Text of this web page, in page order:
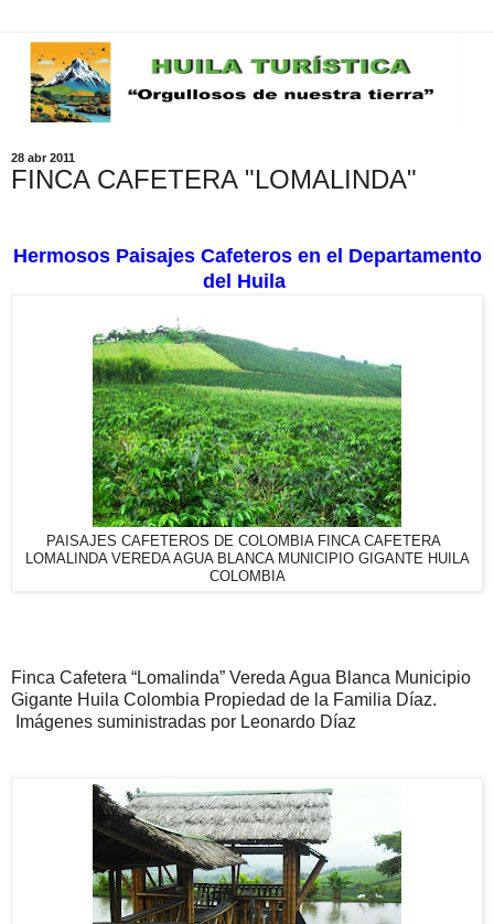
28 abr 2011
FINCA CAFETERA "LOMALINDA"
Hermosos Paisajes Cafeteros en el Departamento
del Huila
PAISAJES CAFETEROS DE COLOMBIA FINCA CAFETERA
LOMALINDA VEREDA AGUA BLANCA MUNICIPIO GIGANTE HUILA
COLOMBIA
Finca Cafetera “Lomalinda” Vereda Agua Blanca Municipio
Gigante Huila Colombia Propiedad de la Familia Díaz.
Imágenes suministradas por Leonardo Díaz